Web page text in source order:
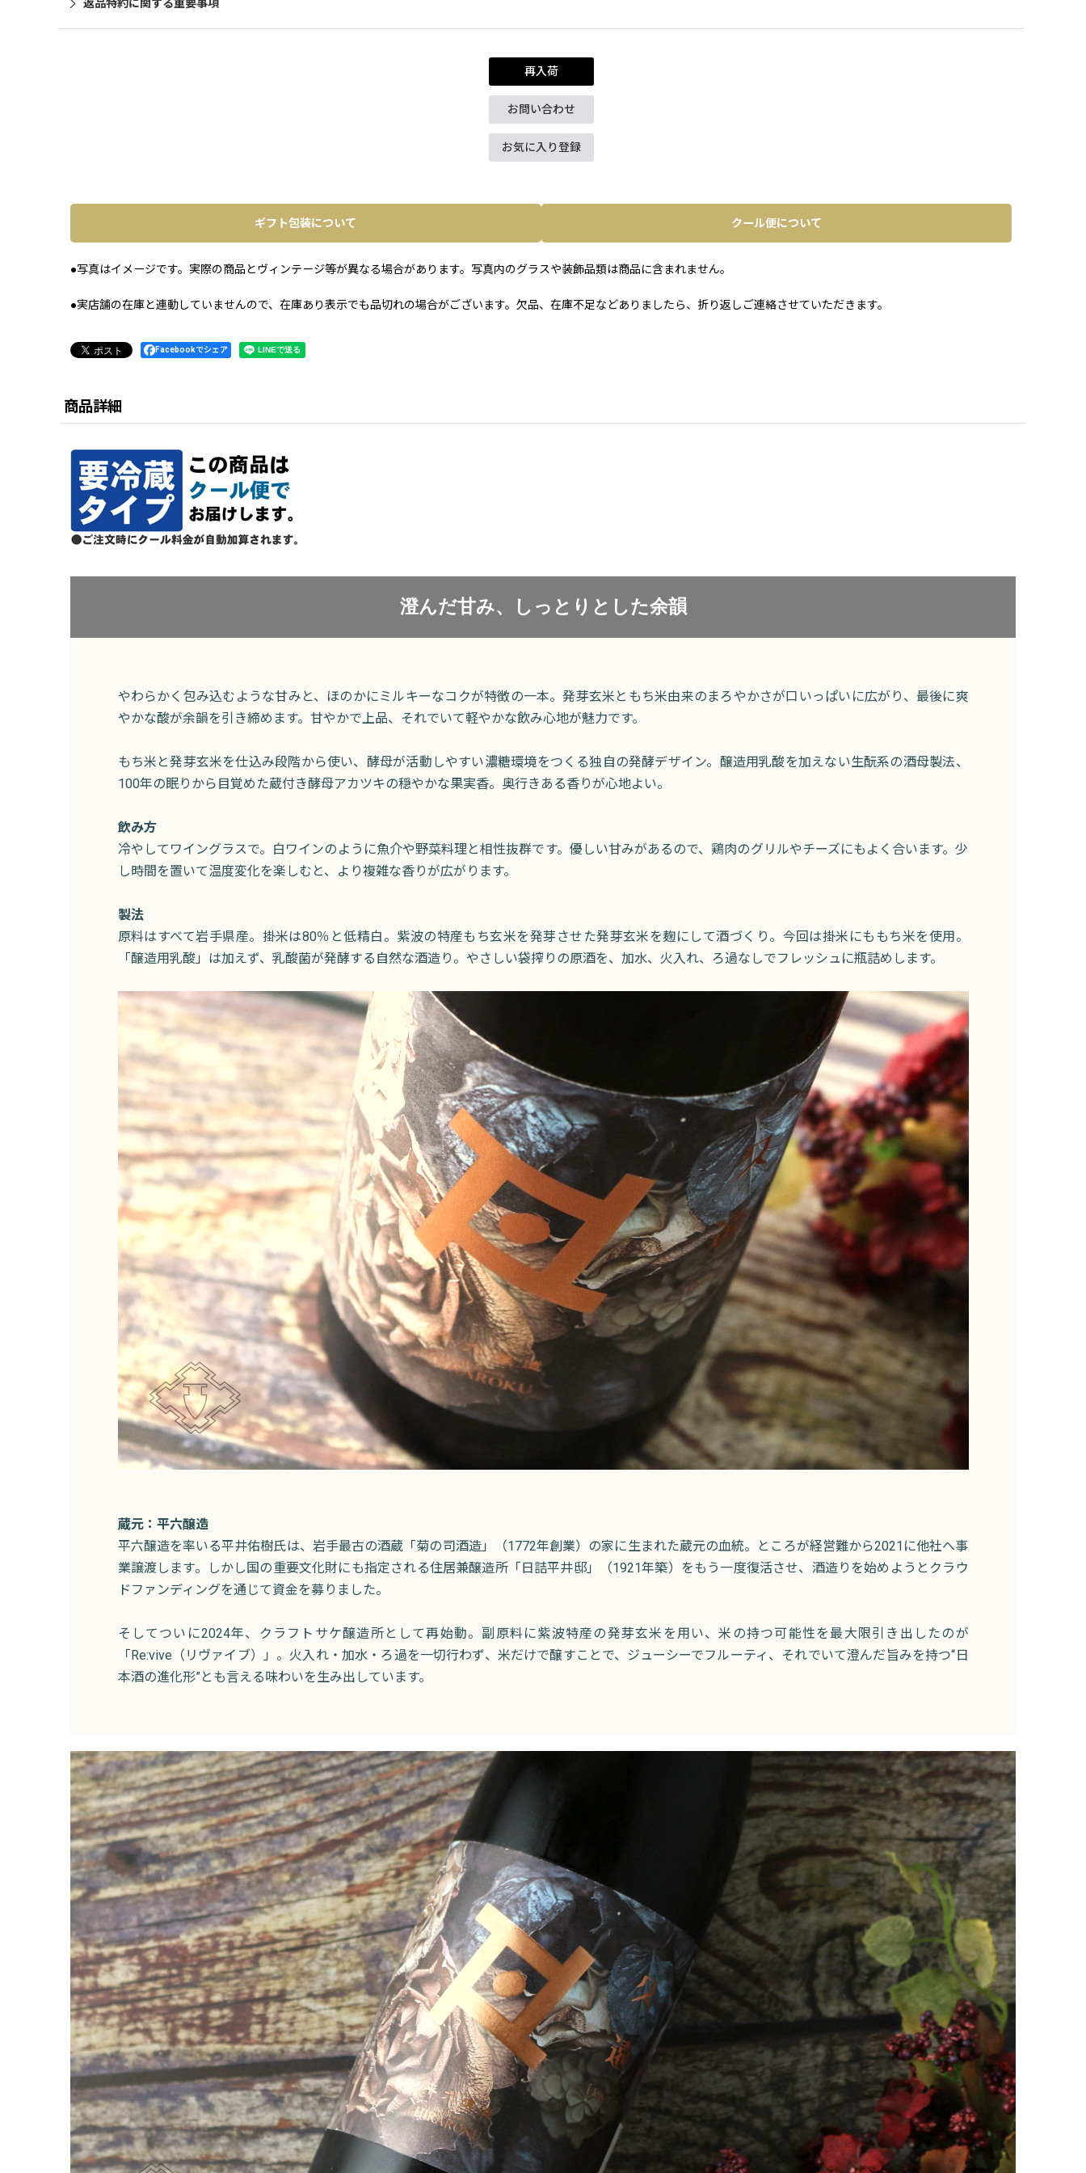
返品特約に関する重要事項
再入荷
お問い合わせ
お気に入り登録
ギフト包装について クール便について
●写真はイメージです。実際の商品とヴィンテージ等が異なる場合があります。写真内のグラスや装飾品類は商品に含まれません。
●実店舗の在庫と連動していませんので、在庫あり表示でも品切れの場合がございます。欠品、在庫不足などありましたら、折り返しご連絡させていただきます。
Facebookでシェア
商品詳細
澄んだ甘み、しっとりとした余韻
やわらかく包み込むような甘みと、ほのかにミルキーなコクが特徴の一本。発芽玄米ともち米由来のまろやかさが口いっぱいに広がり、最後に爽
やかな酸が余韻を引き締めます。甘やかで上品、それでいて軽やかな飲み心地が魅力です。
もち米と発芽玄米を仕込み段階から使い、酵母が活動しやすい濃糖環境をつくる独自の発酵デザイン。醸造用乳酸を加えない生酛系の酒母製法、
100年の眠りから目覚めた蔵付き酵母アカツキの穏やかな果実香。奥行きある香りが心地よい。
飲み方
冷やしてワイングラスで。白ワインのように魚介や野菜料理と相性抜群です。優しい甘みがあるので、鶏肉のグリルやチーズにもよく合います。少
し時間を置いて温度変化を楽しむと、より複雑な香りが広がります。
製法
原料はすべて岩手県産。掛米は80％と低精白。紫波の特産もち玄米を発芽させた発芽玄米を麹にして酒づくり。今回は掛米にももち米を使用。
「醸造用乳酸」は加えず、乳酸菌が発酵する自然な酒造り。やさしい袋搾りの原酒を、加水、火入れ、ろ過なしでフレッシュに瓶詰めします。
蔵元：平六醸造
平六醸造を率いる平井佑樹氏は、岩手最古の酒蔵「菊の司酒造」（1772年創業）の家に生まれた蔵元の血統。ところが経営難から2021に他社へ事
業譲渡します。しかし国の重要文化財にも指定される住居兼醸造所「日詰平井邸」（1921年築）をもう一度復活させ、酒造りを始めようとクラウ
ドファンディングを通じて資金を募りました。
そしてついに2024年、クラフトサケ醸造所として再始動。副原料に紫波特産の発芽玄米を用い、米の持つ可能性を最大限引き出したのが
「Re:vive（リヴァイブ）」。火入れ・加水・ろ過を一切行わず、米だけで醸すことで、ジューシーでフルーティ、それでいて澄んだ旨みを持つ“日
本酒の進化形”とも言える味わいを生み出しています。